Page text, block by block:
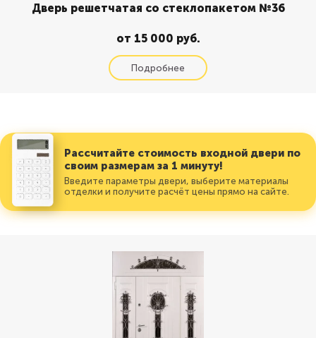
Дверь решетчатая со стеклопакетом №36
от 15 000 руб.
Рассчитайте стоимость входной двери по
своим размерам за 1 минуту!
Введите параметры двери, выберите материалы
отделки и получите расчёт цены прямо на сайте.